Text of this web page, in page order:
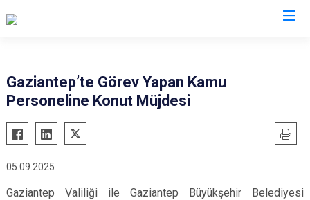
Gaziantep’te Görev Yapan Kamu
Personeline Konut Müjdesi
05.09.2025
Gaziantep Valiliği ile Gaziantep Büyükşehir Belediyesi